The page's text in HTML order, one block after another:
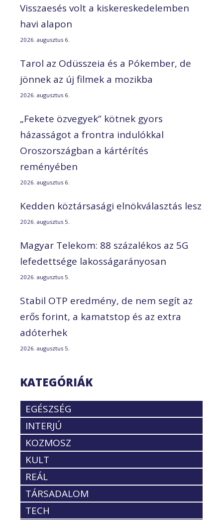
Visszaesés volt a kiskereskedelemben
havi alapon
2026. augusztus 6.
Tarol az Odüsszeia és a Pókember, de
jönnek az új filmek a mozikba
2026. augusztus 6.
„Fekete özvegyek” kötnek gyors
házasságot a frontra indulókkal
Oroszországban a kártérítés
reményében
2026. augusztus 6.
Kedden köztársasági elnökválasztás lesz
2026. augusztus 5.
Magyar Telekom: 88 százalékos az 5G
lefedettsége lakosságarányosan
2026. augusztus 5.
Stabil OTP eredmény, de nem segít az
erős forint, a kamatstop és az extra
adóterhek
2026. augusztus 5.
KATEGÓRIÁK
EGÉSZSÉG
INTERJÚ
KOZMOSZ
KULT
REÁL
TÁRSADALOM
TECH